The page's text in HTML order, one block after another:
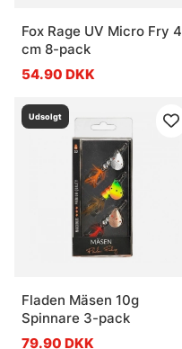
Fox Rage UV Micro Fry 4
cm 8-pack
54.90 DKK
Udsolgt
Fladen Mäsen 10g
Spinnare 3-pack
79.90 DKK